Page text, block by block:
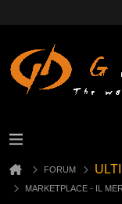
FORUM
MARKETPLACE - IL